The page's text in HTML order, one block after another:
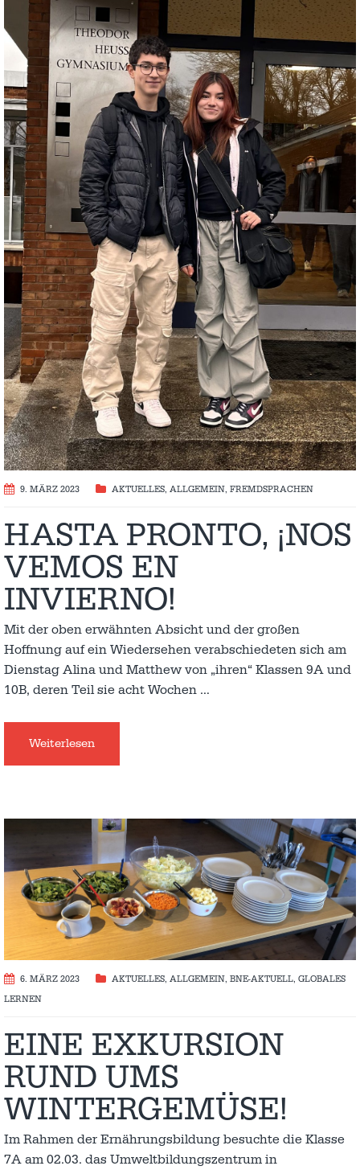
9. MÄRZ 2023 AKTUELLES, ALLGEMEIN, FREMDSPRACHEN
HASTA PRONTO, ¡NOS
VEMOS EN
INVIERNO!
Mit der oben erwähnten Absicht und der großen
Hoffnung auf ein Wiedersehen verabschiedeten sich am
Dienstag Alina und Matthew von „ihren“ Klassen 9A und
10B, deren Teil sie acht Wochen …
Weiterlesen
6. MÄRZ 2023 AKTUELLES, ALLGEMEIN, BNE-AKTUELL, GLOBALES
LERNEN
EINE EXKURSION
RUND UMS
WINTERGEMÜSE!
Im Rahmen der Ernährungsbildung besuchte die Klasse
7A am 02.03. das Umweltbildungszentrum in